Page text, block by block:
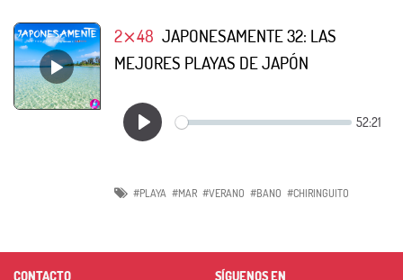
2⨯48 JAPONESAMENTE 32: LAS
MEJORES PLAYAS DE JAPÓN
#PLAYA #MAR #VERANO #BANO #CHIRINGUITO
CONTACTO SÍGUENOS EN